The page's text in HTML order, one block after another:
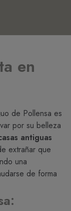
en
de Pollensa es
por su belleza
antiguas
extrañar que
una
de forma